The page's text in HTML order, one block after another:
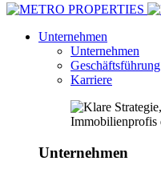
Unternehmen
Unternehmen
Geschäftsführung
Karriere
Unternehmen